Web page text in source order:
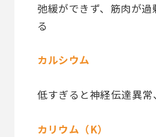
弛緩ができず、筋肉が過
る
カルシウム
低すぎると神経伝達異
カリウム（K）